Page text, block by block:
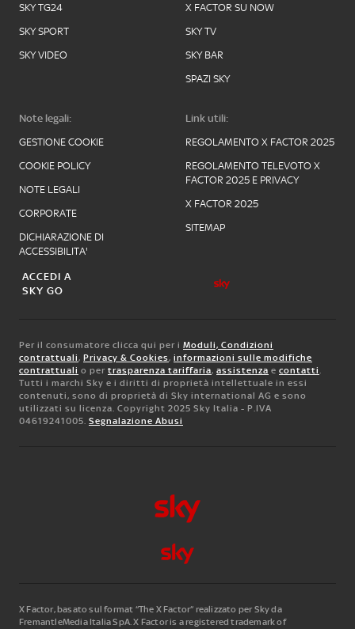
SKY TG24
SKY SPORT
SKY VIDEO
X FACTOR SU NOW
SKY TV
SKY BAR
SPAZI SKY
Note legali:
GESTIONE COOKIE
COOKIE POLICY
NOTE LEGALI
CORPORATE
DICHIARAZIONE DI
ACCESSIBILITA'
Link utili:
REGOLAMENTO X FACTOR 2025
REGOLAMENTO TELEVOTO X
FACTOR 2025 E PRIVACY
X FACTOR 2025
SITEMAP
ACCEDI A
SKY GO
Per il consumatore clicca qui per i Moduli, Condizioni
contrattuali, Privacy & Cookies, informazioni sulle modifiche
contrattuali o per trasparenza tariffaria, assistenza e contatti.
Tutti i marchi Sky e i diritti di proprietà intellettuale in essi
contenuti, sono di proprietà di Sky international AG e sono
utilizzati su licenza. Copyright 2025 Sky Italia - P.IVA
04619241005. Segnalazione Abusi
X Factor, basato sul format “The X Factor” realizzato per Sky da
FremantleMedia Italia SpA.X Factor is a registered trademark of